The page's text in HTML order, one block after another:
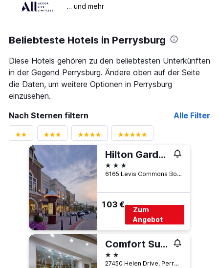
… und mehr
Beliebteste Hotels in Perrysburg
Diese Hotels gehören zu den beliebtesten Unterkünften
in der Gegend Perrysburg. Ändere oben auf der Seite
die Daten, um weitere Optionen in Perrysburg
einzusehen.
Nach Sternen filtern
Alle Filter
Hilton Garden Inn Toledo Perrysburg
3 Sterne
6165 Levis Commons Boulevard, Perrysburg, OH, USA
103 €
Zum
Angebot
Comfort Suites Perrysburg - Toledo South
2 Sterne
27450 Helen Drive, Perrysburg, OH, USA